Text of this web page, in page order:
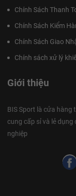
Chính Sách Thanh
Chính Sách Kiểm
Chính Sách Giao
Chính sách xử lý
Giới thiệu
BIS Sport là cửa hàng
cung cấp sỉ và lẻ dụng
nghiệp